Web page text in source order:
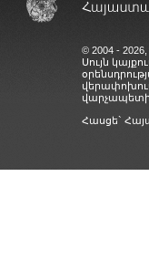
© 2004 -
Սույն
վարչապետի
Հասցե`